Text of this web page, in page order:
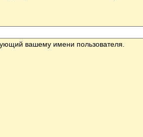
вашему имени пользователя.